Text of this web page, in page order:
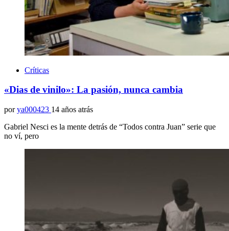
Críticas
«Dias de vinilo»: La pasión, nunca cambia
por ya000423 14 años atrás
Gabriel Nesci es la mente detrás de “Todos contra Juan” serie que
no ví, pero